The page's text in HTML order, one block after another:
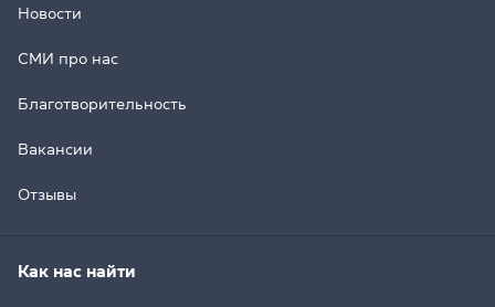
Новости
СМИ про нас
Благотворительность
Вакансии
Отзывы
Как нас найти